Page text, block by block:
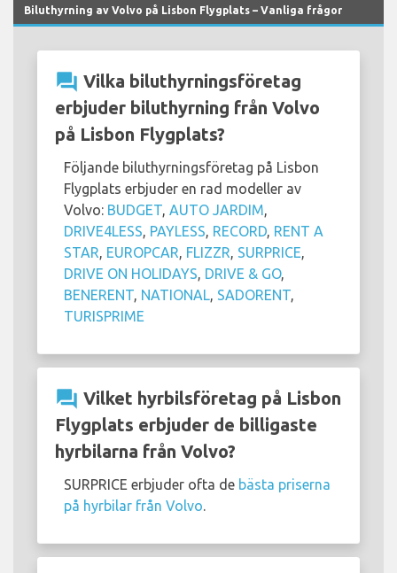
Biluthyrning av Volvo på Lisbon Flygplats – Vanliga frågor
question_answer Vilka biluthyrningsföretag
erbjuder biluthyrning från Volvo
på Lisbon Flygplats?
Följande biluthyrningsföretag på Lisbon
Flygplats erbjuder en rad modeller av
Volvo: BUDGET AUTO JARDIM
DRIVE4LESS PAYLESS RECORD RENT A
STAR EUROPCAR FLIZZR SURPRICE
DRIVE ON HOLIDAYS DRIVE & GO,
BENERENT NATIONAL SADORENT
TURISPRIME
question_answer Vilket hyrbilsföretag på Lisbon
Flygplats erbjuder de billigaste
hyrbilarna från Volvo?
SURPRICE erbjuder ofta de bästa priserna
på hyrbilar från Volvo